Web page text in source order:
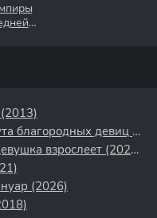
Тайны института благородных девиц (2013)
Талантливая девушка взрослеет (2024)
(2026)